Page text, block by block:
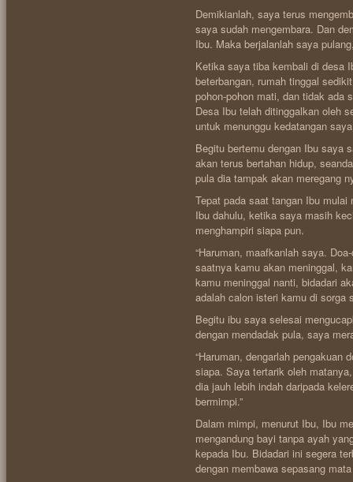
Demikianlah, saya terus
saya sudah mengembara. Dan
Ibu. Maka berjalanlah saya
Ketika saya tiba kembali di desa
beterbangan, rumah tinggal
pohon-pohon mati, dan tidak ada
Desa Ibu telah ditinggalkan oleh
untuk menunggu kedatangan
Begitu bertemu dengan Ibu saya
akan terus bertahan hidup,
pula dia tampak akan meregang
Tepat pada saat tangan Ibu
Ibu dahulu, ketika saya masih
menghampiri siapa pun.
“Haruman, maafkanlah saya.
saatnya kamu akan meninggal,
kamu meninggal nanti, bidadari
adalah calon isteri kamu di sorga
Begitu ibu saya selesai
dengan mendadak pula, saya
“Haruman, dengarlah pengakuan
siapa. Saya tertarik oleh
dia jauh lebih indah daripada
bermimpi.”
Dalam mimpi, menurut Ibu, Ibu
mengandung bayi tanpa ayah
kepada Ibu. Bidadari ini segera
dengan membawa sepasang